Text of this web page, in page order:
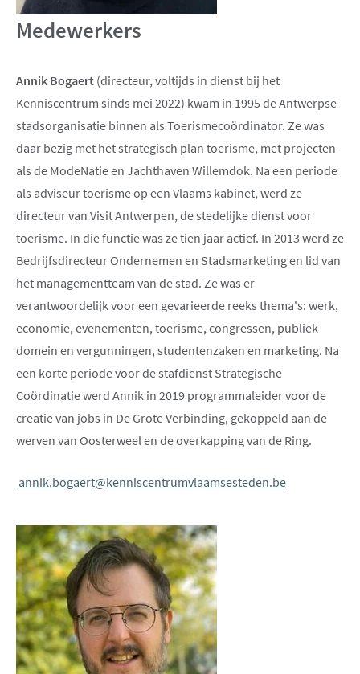
Medewerkers
Annik Bogaert (directeur, voltijds in dienst bij het
Kenniscentrum sinds mei 2022) kwam in 1995 de Antwerpse
stadsorganisatie binnen als Toerismecoördinator. Ze was
daar bezig met het strategisch plan toerisme, met projecten
als de ModeNatie en Jachthaven Willemdok. Na een periode
als adviseur toerisme op een Vlaams kabinet, werd ze
directeur van Visit Antwerpen, de stedelijke dienst voor
toerisme. In die functie was ze tien jaar actief. In 2013 werd ze
Bedrijfsdirecteur Ondernemen en Stadsmarketing en lid van
het managementteam van de stad. Ze was er
verantwoordelijk voor een gevarieerde reeks thema's: werk,
economie, evenementen, toerisme, congressen, publiek
domein en vergunningen, studentenzaken en marketing. Na
een korte periode voor de stafdienst Strategische
Coördinatie werd Annik in 2019 programmaleider voor de
creatie van jobs in De Grote Verbinding, gekoppeld aan de
werven van Oosterweel en de overkapping van de Ring.
annik.bogaert@kenniscentrumvlaamsesteden.be